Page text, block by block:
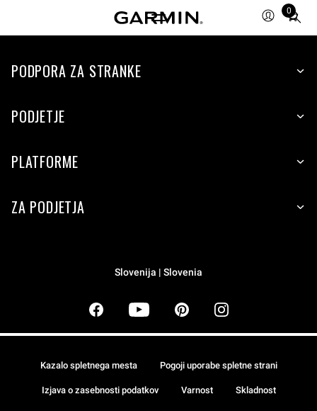
0
Total
items
cart:
PODPORA ZA STRANKE
PODJETJE
PLATFORME
ZA PODJETJA
Slovenija | Slovenia
Kazalo spletnega mesta Pogoji uporabe spletne strani
Izjava o zasebnosti podatkov Varnost Skladnost